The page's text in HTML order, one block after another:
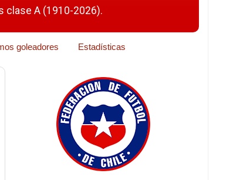
clase A (1910-2026).
goleadores Estadísticas